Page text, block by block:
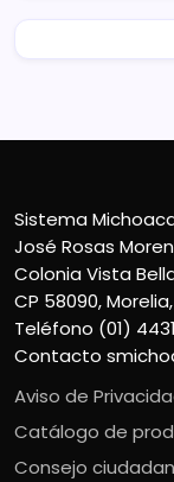
Sistema
José Rosas
Colonia Vista
CP 58090,
Teléfono (01)
Contacto
Aviso de
Catálogo de
Consejo